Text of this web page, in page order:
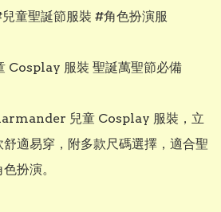
童聖誕節服裝 #角色扮演服
Cosplay 服裝 聖誕萬聖節必備
兒童 Cosplay 服裝，立
適易穿，附多款尺碼選擇，適合聖
扮演。